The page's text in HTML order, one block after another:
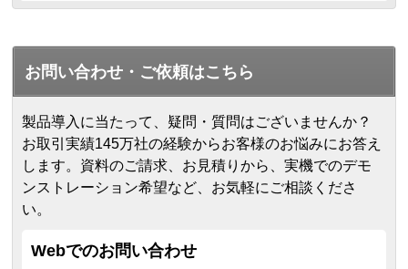
お問い合わせ・ご依頼はこちら
製品導入に当たって、疑問・質問はございませんか？
お取引実績145万社の経験からお客様のお悩みにお答え
します。 資料のご請求、お見積りから、実機でのデモ
ンストレーション希望など、お気軽にご相談くださ
い。
Webでのお問い合わせ